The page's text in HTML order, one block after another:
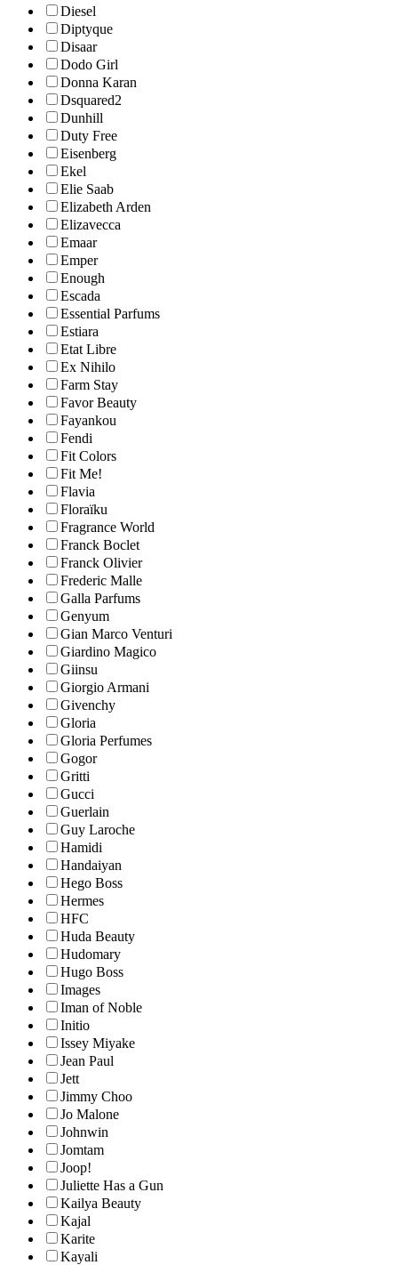
Diesel
Diptyque
Disaar
Dodo Girl
Donna Karan
Dsquared2
Dunhill
Duty Free
Eisenberg
Ekel
Elie Saab
Elizabeth Arden
Elizavecca
Emaar
Emper
Enough
Escada
Essential Parfums
Estiara
Etat Libre
Ex Nihilo
Farm Stay
Favor Beauty
Fayankou
Fendi
Fit Colors
Fit Me!
Flavia
Floraïku
Fragrance World
Franck Boclet
Franck Olivier
Frederic Malle
Galla Parfums
Genyum
Gian Marco Venturi
Giardino Magico
Giinsu
Giorgio Armani
Givenchy
Gloria
Gloria Perfumes
Gogor
Gritti
Gucci
Guerlain
Guy Laroche
Hamidi
Handaiyan
Hego Boss
Hermes
HFC
Huda Beauty
Hudomary
Hugo Boss
Images
Iman of Noble
Initio
Issey Miyake
Jean Paul
Jett
Jimmy Choo
Jo Malone
Johnwin
Jomtam
Joop!
Juliette Has a Gun
Kailya Beauty
Kajal
Karite
Kayali